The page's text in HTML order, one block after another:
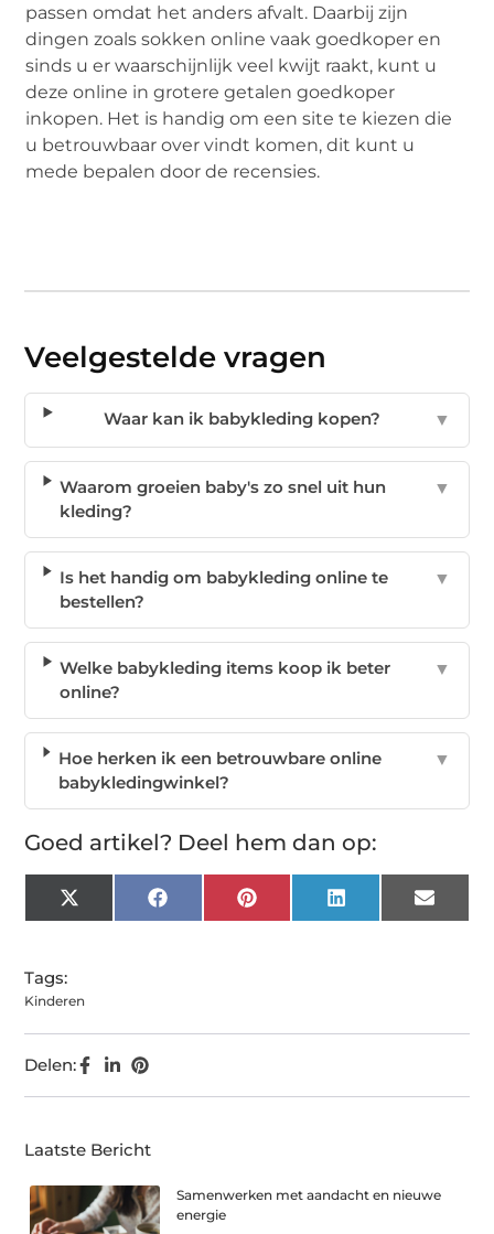
passen omdat het anders afvalt. Daarbij zijn
dingen zoals sokken online vaak goedkoper en
sinds u er waarschijnlijk veel kwijt raakt, kunt u
deze online in grotere getalen goedkoper
inkopen. Het is handig om een site te kiezen die
u betrouwbaar over vindt komen, dit kunt u
mede bepalen door de recensies.
Veelgestelde vragen
Waar kan ik babykleding kopen? ▼
Waarom groeien baby's zo snel uit hun
kleding?
▼
Is het handig om babykleding online te
bestellen?
▼
Welke babykleding items koop ik beter
online?
▼
Hoe herken ik een betrouwbare online
babykledingwinkel?
▼
Goed artikel? Deel hem dan op:
X
(Twitter)
FacebookPinterest LinkedIn Email
Tags:
Kinderen
Delen:
Laatste Bericht
Samenwerken met aandacht en nieuwe
energie